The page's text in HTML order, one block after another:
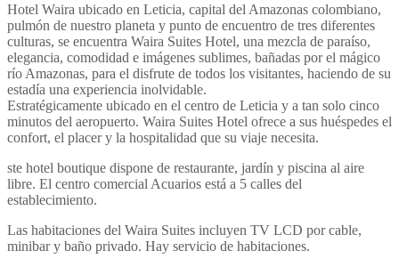
Hotel Waira ubicado en Leticia, capital del Amazonas colombiano,
pulmón de nuestro planeta y punto de encuentro de tres diferentes
culturas, se encuentra Waira Suites Hotel, una mezcla de paraíso,
elegancia, comodidad e imágenes sublimes, bañadas por el mágico
río Amazonas, para el disfrute de todos los visitantes, haciendo de su
estadía una experiencia inolvidable.
Estratégicamente ubicado en el centro de Leticia y a tan solo cinco
minutos del aeropuerto. Waira Suites Hotel ofrece a sus huéspedes el
confort, el placer y la hospitalidad que su viaje necesita.
ste hotel boutique dispone de restaurante, jardín y piscina al aire
libre. El centro comercial Acuarios está a 5 calles del
establecimiento.
Las habitaciones del Waira Suites incluyen TV LCD por cable,
minibar y baño privado. Hay servicio de habitaciones.